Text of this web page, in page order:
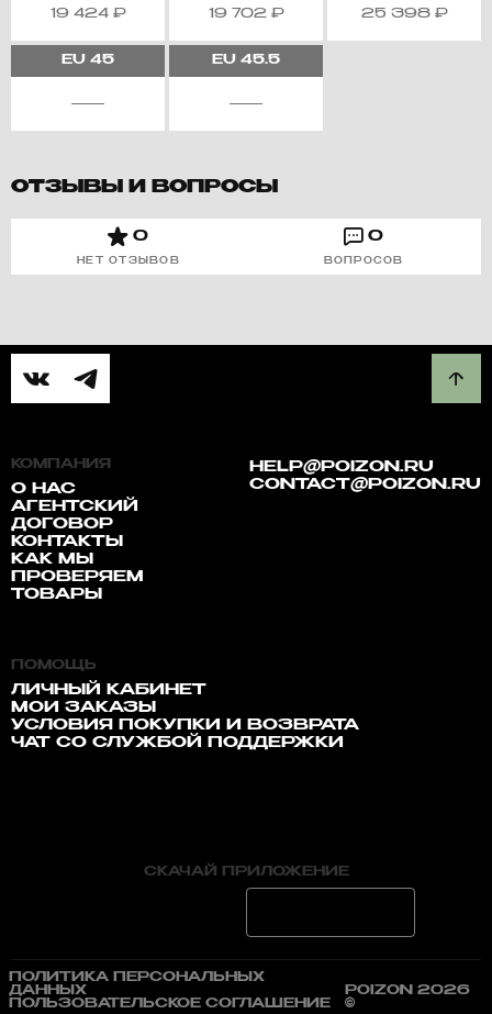
19 424 ₽ 19 702 ₽ 25 398 ₽
EU 45 EU 45.5
ОТЗЫВЫ И ВОПРОСЫ
0
НЕТ ОТЗЫВОВ
0
ВОПРОСОВ
КОМПАНИЯ
О НАС
АГЕНТСКИЙ
ДОГОВОР
КОНТАКТЫ
КАК МЫ
ПРОВЕРЯЕМ
ТОВАРЫ
HELP@POIZON.RU
CONTACT@POIZON.RU
ПОМОЩЬ
ЛИЧНЫЙ КАБИНЕТ
МОИ ЗАКАЗЫ
УСЛОВИЯ ПОКУПКИ И ВОЗВРАТА
ЧАТ СО СЛУЖБОЙ ПОДДЕРЖКИ
СКАЧАЙ ПРИЛОЖЕНИЕ
ПОЛИТИКА ПЕРСОНАЛЬНЫХ
ДАННЫХ
ПОЛЬЗОВАТЕЛЬСКОЕ СОГЛАШЕНИЕ
POIZON 2026
©